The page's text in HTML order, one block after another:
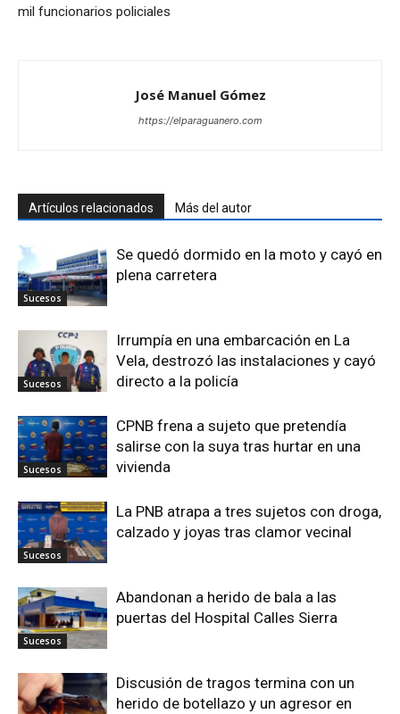
mil funcionarios policiales
José Manuel Gómez
https://elparaguanero.com
Artículos relacionados Más del autor
Sucesos
Se quedó dormido en la moto y cayó en
plena carretera
Sucesos
Irrumpía en una embarcación en La
Vela, destrozó las instalaciones y cayó
directo a la policía
Sucesos
CPNB frena a sujeto que pretendía
salirse con la suya tras hurtar en una
vivienda
Sucesos
La PNB atrapa a tres sujetos con droga,
calzado y joyas tras clamor vecinal
Sucesos
Abandonan a herido de bala a las
puertas del Hospital Calles Sierra
Discusión de tragos termina con un
herido de botellazo y un agresor en